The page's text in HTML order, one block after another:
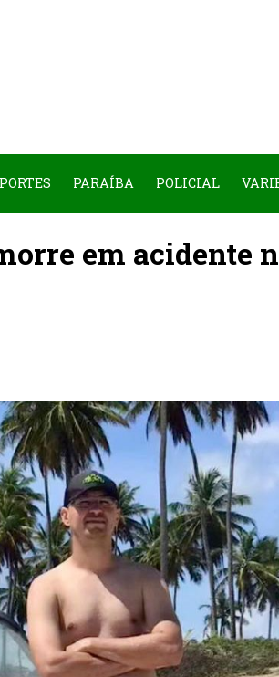
PARAÍBA POLICIAL
em acidente